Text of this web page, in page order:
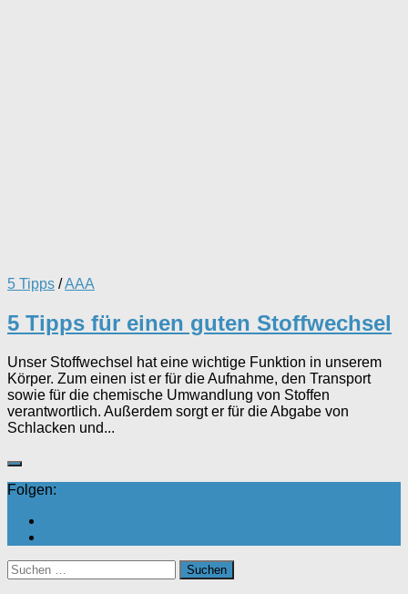
5 Tipps /AAA
5 Tipps für einen guten Stoffwechsel
Unser Stoffwechsel hat eine wichtige Funktion in unserem
Körper. Zum einen ist er für die Aufnahme, den Transport
sowie für die chemische Umwandlung von Stoffen
verantwortlich. Außerdem sorgt er für die Abgabe von
Schlacken und...
Folgen:
Suchen
nach: